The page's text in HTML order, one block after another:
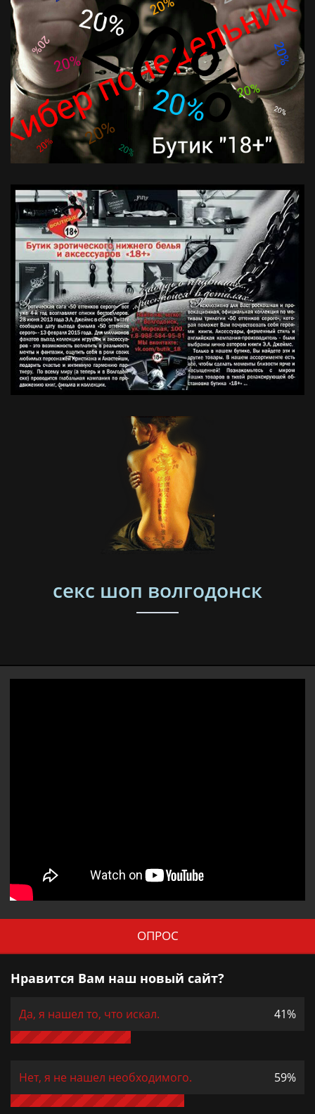
секс шоп волгодонск
ОПРОС
Нравится Вам наш новый сайт?
Да, я нашел то, что искал. 41%
Нет, я не нашел необходимого. 59%